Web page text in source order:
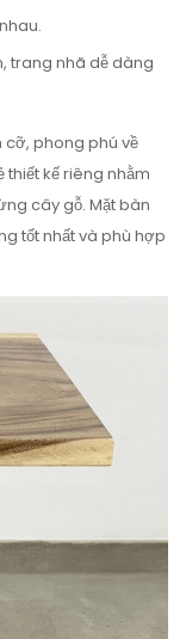
trang nhã dễ dàng
cỡ, phong phú về
kế riêng nhằm
cây gỗ. Mặt bàn
tốt nhất và phù hợp